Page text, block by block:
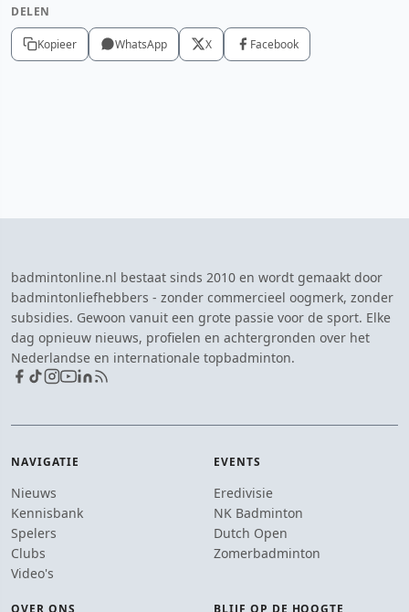
DELEN
Kopieer WhatsApp X Facebook
badmintonline.nl bestaat sinds 2010 en wordt gemaakt door
badmintonliefhebbers - zonder commercieel oogmerk, zonder
subsidies. Gewoon vanuit een grote passie voor de sport. Elke
dag opnieuw nieuws, profielen en achtergronden over het
Nederlandse en internationale topbadminton.
NAVIGATIE
Nieuws
Kennisbank
Spelers
Clubs
Video's
EVENTS
Eredivisie
NK Badminton
Dutch Open
Zomerbadminton
OVER ONS BLIJF OP DE HOOGTE